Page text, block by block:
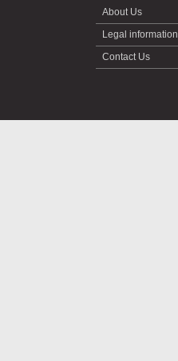
About Us
Legal information
Contact Us